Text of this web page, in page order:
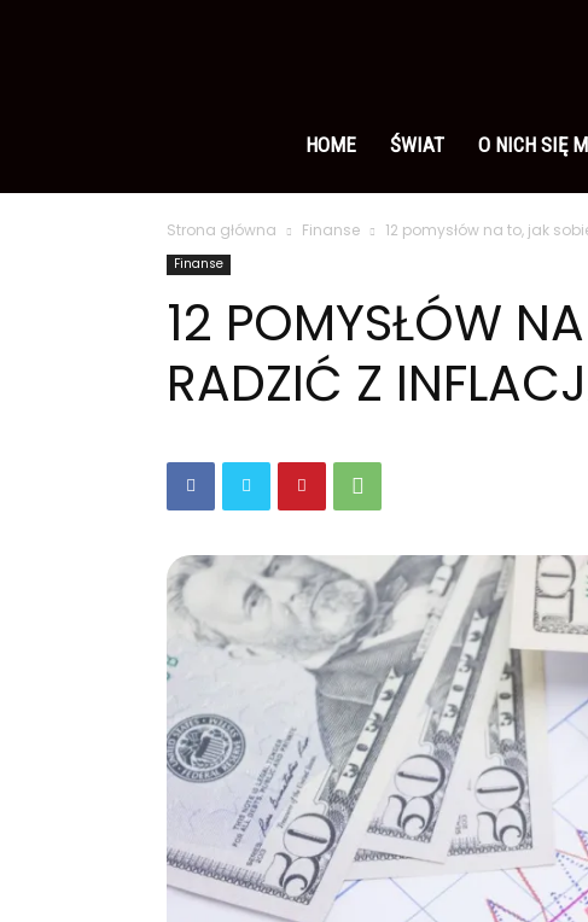
polsku
HOME ŚWIAT O NICH SIĘ
Strona główna Finanse 12 pomysłów na to, jak
Finanse
12 POMYSŁÓW
RADZIĆ Z